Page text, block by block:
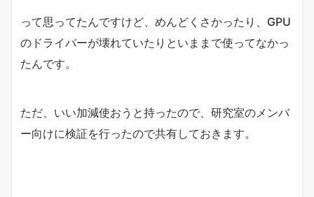
って思ってたんですけど、めんどくさかったり、GPU
のドライバーが壊れていたりといままで使ってなかっ
たんです。
ただ、いい加減使おうと持ったので、研究室のメンバ
ー向けに検証を行ったので共有しておきます。